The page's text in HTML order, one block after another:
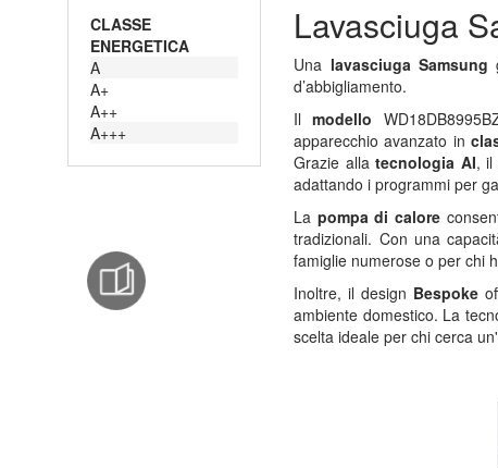
CLASSE
ENERGETICA
A
A+
A++
A+++
Lavasciuga
Una lavasciuga Samsung
d’abbigliamento.
Ilmodello
apparecchio avanzato in
Grazie allatecnologia AI, il
adattando i programmi per
La pompa di calore
tradizionali. Con una
famiglie numerose o per chi
Inoltre, il design Bespoke
ambiente domestico. La
scelta ideale per chi cerca un'